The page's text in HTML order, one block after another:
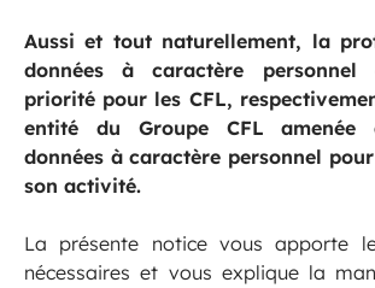
Aussi et tout naturellement, la
données à caractère personnel
priorité pour les CFL,
entité du Groupe CFL
données à caractère personnel
son activité.
La présente notice vous apporte
nécessaires et vous explique la